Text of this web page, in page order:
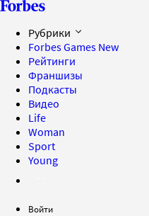
Рубрики
Forbes Games New
Рейтинги
Франшизы
Подкасты
Видео
Life
Woman
Sport
Young
Войти